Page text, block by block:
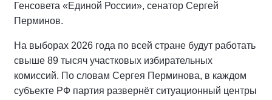
Генсовета «Единой России», сенатор Сергей
Перминов.
На выборах 2026 года по всей стране будут работать
свыше 89 тысяч участковых избирательных
комиссий. По словам Сергея Перминова, в каждом
субъекте РФ партия развернёт ситуационный центры